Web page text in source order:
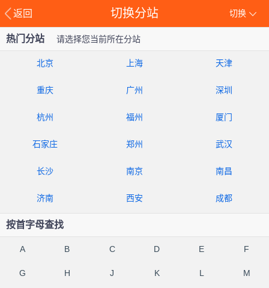
返回 切换
切换分站
热门分站 请选择您当前所在分站
北京 上海 天津
重庆 广州 深圳
杭州 福州 厦门
石家庄 郑州 武汉
长沙 南京 南昌
济南 西安 成都
按首字母查找
A B C D E F
G H J K L M